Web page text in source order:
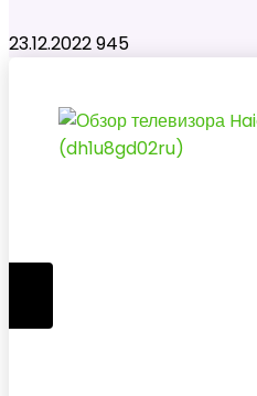
23.12.2022945